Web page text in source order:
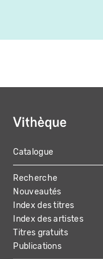
MAIN
NAVIGATION
Catalogue
Recherche
Nouveautés
Index des titres
Index des artistes
Titres gratuits
Publications